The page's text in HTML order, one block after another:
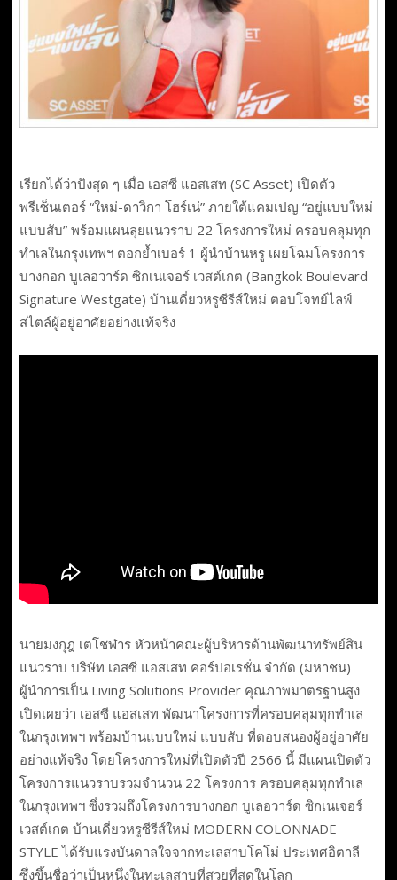
เรียกได้ว่าปังสุด ๆ เมื่อ เอสซี แอสเสท (SC Asset) เปิดตัว
พรีเซ็นเตอร์ “ใหม่-ดาวิกา โฮร์เน่” ภายใต้แคมเปญ “อยู่แบบใหม่
แบบสับ” พร้อมแผนลุยแนวราบ 22 โครงการใหม่ ครอบคลุมทุก
ทำเลในกรุงเทพฯ ตอกย้ำเบอร์ 1 ผู้นำบ้านหรู เผยโฉมโครงการ
บางกอก บูเลอวาร์ด ซิกเนเจอร์ เวสต์เกต (Bangkok Boulevard
Signature Westgate) บ้านเดี่ยวหรูซีรีส์ใหม่ ตอบโจทย์ไลฟ์
สไตล์ผู้อยู่อาศัยอย่างแท้จริง
​นายมงกุฎ เตโชฬาร หัวหน้าคณะผู้บริหารด้านพัฒนาทรัพย์สิน
แนวราบ บริษัท เอสซี แอสเสท คอร์ปอเรชั่น จำกัด (มหาชน)
ผู้นำการเป็น Living Solutions Provider คุณภาพมาตรฐานสูง
เปิดเผยว่า เอสซี แอสเสท พัฒนาโครงการที่ครอบคลุมทุกทำเล
ในกรุงเทพฯ พร้อมบ้านแบบใหม่ แบบสับ ที่ตอบสนองผู้อยู่อาศัย
อย่างแท้จริง โดยโครงการใหม่ที่เปิดตัวปี 2566 นี้ มีแผนเปิดตัว
โครงการแนวราบรวมจำนวน 22 โครงการ ครอบคลุมทุกทำเล
ในกรุงเทพฯ ซึ่งรวมถึงโครงการบางกอก บูเลอวาร์ด ซิกเนเจอร์
เวสต์เกต บ้านเดี่ยวหรูซีรีส์ใหม่ MODERN COLONNADE
STYLE ได้รับแรงบันดาลใจจากทะเลสาบโคโม่ ประเทศอิตาลี
ซึ่งขึ้นชื่อว่าเป็นหนึ่งในทะเลสาบที่สวยที่สุดในโลก